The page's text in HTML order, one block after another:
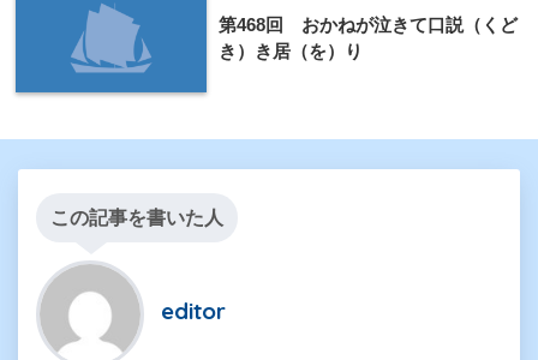
第468回 おかねが泣きて口説（くど
き）き居（を）り
この記事を書いた人
editor